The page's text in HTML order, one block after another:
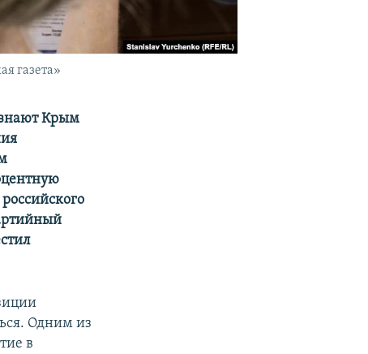
газета»
Крым
Одним из
в